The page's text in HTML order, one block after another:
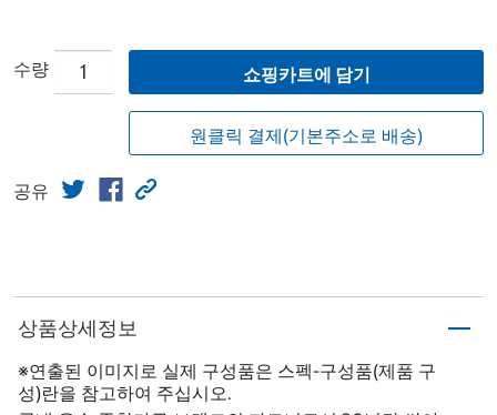
수량 쇼핑카트에 담기
원클릭 결제(기본주소로 배송)
공유
상품상세정보
※연출된 이미지로 실제 구성품은 스펙-구성품(제품 구
성)란을 참고하여 주십시오.